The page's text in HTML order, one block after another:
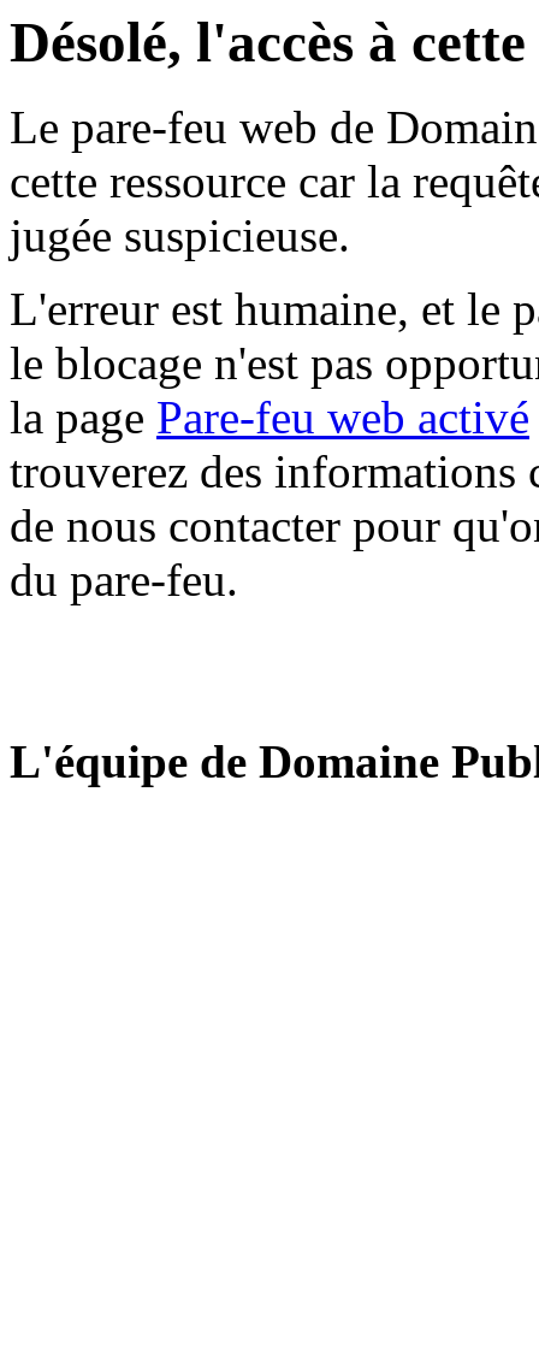
Désolé, l'accès à
Le pare-feu web de
cette ressource car la
jugée suspicieuse.
L'erreur est humaine, et le
le blocage n'est pas
la page Pare-feu web activé
trouverez des informations
de nous contacter pour
du pare-feu.
L'équipe de Domaine